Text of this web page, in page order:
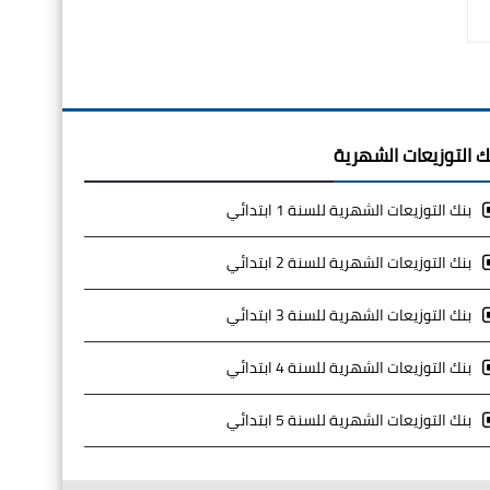
التوزيعات الشهرية
بنك التوزيعات الشهرية للسنة 1 ابتدائي
بنك التوزيعات الشهرية للسنة 2 ابتدائي
بنك التوزيعات الشهرية للسنة 3 ابتدائي
بنك التوزيعات الشهرية للسنة 4 ابتدائي
بنك التوزيعات الشهرية للسنة 5 ابتدائي